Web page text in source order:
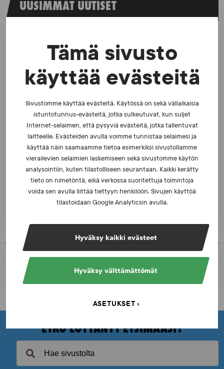
Tämä sivusto
käyttää evästeitä
Sivustomme käyttää evästeitä. Käytössä on sekä väliaikaisia
istuntotunnus-evästeitä, jotka sulkeutuvat, kun suljet
Internet-selaimen, että pysyviä evästeitä, jotka tallentuvat
laitteelle. Evästeiden avulla voimme tunnistaa selaimesi ja
käyttää näin saamaamme tietoa esimerkiksi sivustollamme
vierailevien selaimien laskemiseen sekä sivustomme käytön
analysointiin, kuten tilastolliseen seurantaan. Kaikki kerätty
tieto on nimetöntä, eikä verkossa suoritettuja toimintoja
voida sen avulla liittää tiettyyn henkilöön. Sivujen käyttöä
tilastoidaan Google Analyticsin avulla.
Hyväksy kaikki evästeet
Hyväksy välttämättömät
ASETUKSET
UUSIMMAT UUTISET
Iljukov SUEKin lääketieteelliseksi asiantuntijaksi
UUTISET - 16.7.2026
Dopingrikkomuspäätösten julkistaminen: kysymyksiä
ja vastauksia EUT:n ratkaisusta
UUTISET - 30.6.2026
SUEKin sivuilla uusi blogisarja urheilun ja
väkivaltaisten alakulttuurien suhteesta
KATSO AJANKOHTAISET
TULOSTA SIVU
ETKÖ LÖYTÄNYT ETSIMÄÄSI?